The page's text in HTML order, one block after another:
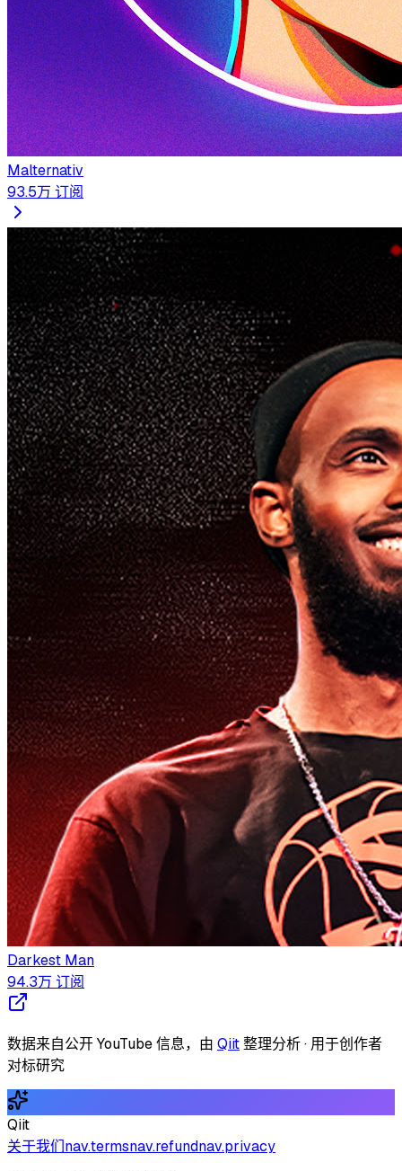
Malternativ
93.5万 订阅
Darkest Man
94.3万 订阅
数据来自公开 YouTube 信息，由 Qiit整理分析 · 用于创作者
对标研究
Qiit
关于我们nav.termsnav.refundnav.privacy